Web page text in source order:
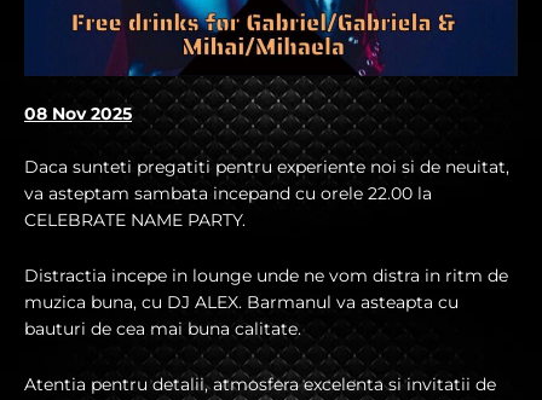
08 Nov 2025
Daca sunteti pregatiti pentru experiente noi si de neuitat,
va asteptam sambata incepand cu orele 22.00 la
CELEBRATE NAME PARTY.
Distractia incepe in lounge unde ne vom distra in ritm de
muzica buna, cu DJ ALEX. Barmanul va asteapta cu
bauturi de cea mai buna calitate.
Atentia pentru detalii, atmosfera excelenta si invitatii de